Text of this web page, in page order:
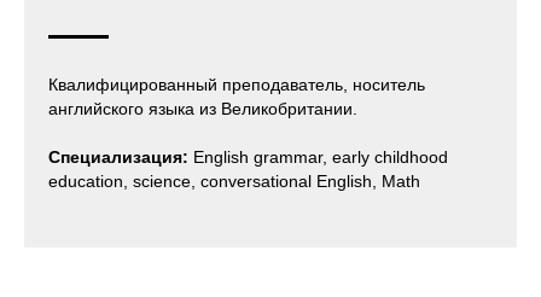
Квалифицированный преподаватель, носитель
английского языка из Великобритании.
Специализация: English grammar, early childhood
education, science, conversational English, Math